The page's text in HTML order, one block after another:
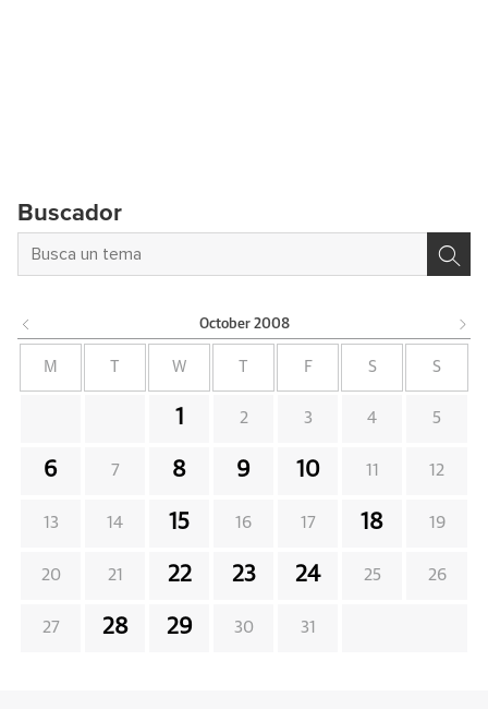
Buscador
October 2008
M W F S S
1 2 3 4 5
6 7 8 9 10 11 12
13 14 15 16 17 18 19
20 21 22 23 24 25 26
27 28 29 30 31